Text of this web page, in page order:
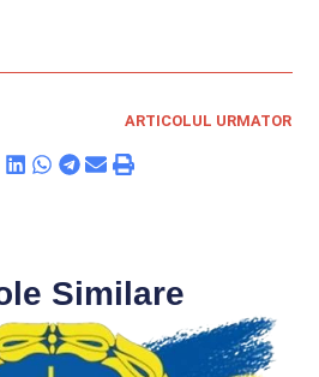
ARTICOLUL URMATOR
Similare